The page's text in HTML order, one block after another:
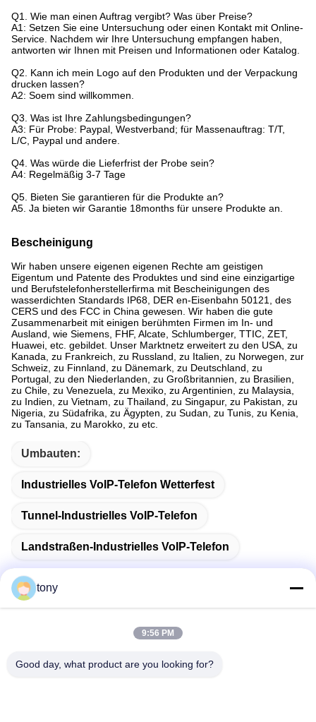
Q1. Wie man einen Auftrag vergibt? Was über Preise?
A1: Setzen Sie eine Untersuchung oder einen Kontakt mit Online-
Service. Nachdem wir Ihre Untersuchung empfangen haben,
antworten wir Ihnen mit Preisen und Informationen oder Katalog.
Q2. Kann ich mein Logo auf den Produkten und der Verpackung
drucken lassen?
A2: Soem sind willkommen.
Q3. Was ist Ihre Zahlungsbedingungen?
A3: Für Probe: Paypal, Westverband; für Massenauftrag: T/T,
L/C, Paypal und andere.
Q4. Was würde die Lieferfrist der Probe sein?
A4: Regelmäßig 3-7 Tage
Q5. Bieten Sie garantieren für die Produkte an?
A5. Ja bieten wir Garantie 18months für unsere Produkte an.
Bescheinigung
Wir haben unsere eigenen eigenen Rechte am geistigen
Eigentum und Patente des Produktes und sind eine einzigartige
und Berufstelefonherstellerfirma mit Bescheinigungen des
wasserdichten Standards IP68, DER en-Eisenbahn 50121, des
CERS und des FCC in China gewesen. Wir haben die gute
Zusammenarbeit mit einigen berühmten Firmen im In- und
Ausland, wie Siemens, FHF, Alcate, Schlumberger, TTIC, ZET,
Huawei, etc. gebildet. Unser Marktnetz erweitert zu den USA, zu
Kanada, zu Frankreich, zu Russland, zu Italien, zu Norwegen, zur
Schweiz, zu Finnland, zu Dänemark, zu Deutschland, zu
Portugal, zu den Niederlanden, zu Großbritannien, zu Brasilien,
zu Chile, zu Venezuela, zu Mexiko, zu Argentinien, zu Malaysia,
zu Indien, zu Vietnam, zu Thailand, zu Singapur, zu Pakistan, zu
Nigeria, zu Südafrika, zu Ägypten, zu Sudan, zu Tunis, zu Kenia,
zu Tansania, zu Marokko, zu etc.
Umbauten:
Industrielles VoIP-Telefon Wetterfest
Tunnel-Industrielles VoIP-Telefon
Landstraßen-Industrielles VoIP-Telefon
Schnelle Kontaktaufnahme
Adresse
tony
9:56 PM
Good day, what product are you looking for?